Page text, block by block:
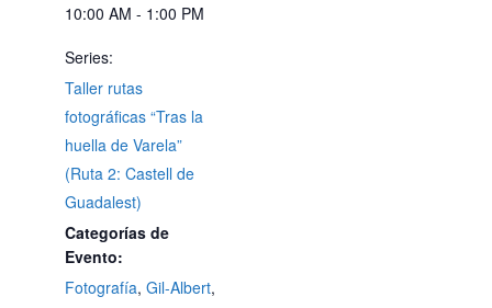
10:00 AM - 1:00 PM
Series:
Taller rutas
fotográficas “Tras la
huella de Varela”
(Ruta 2: Castell de
Guadalest)
Categorías de
Evento:
Fotografía, Gil-Albert,